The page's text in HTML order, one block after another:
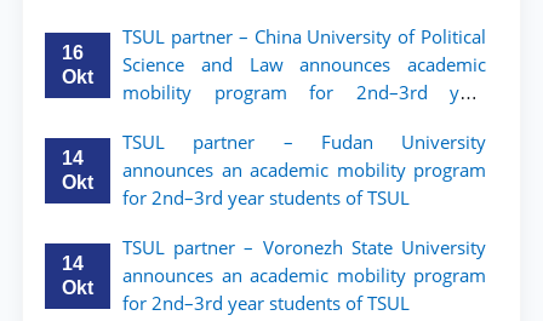
16
Okt
TSUL partner – China University of Political
Science and Law announces academic
mobility program for 2nd–3rd year
14
Okt
TSUL partner – Fudan University
announces an academic mobility program
for 2nd–3rd year students of TSUL
14
Okt
TSUL partner – Voronezh State University
announces an academic mobility program
for 2nd–3rd year students of TSUL